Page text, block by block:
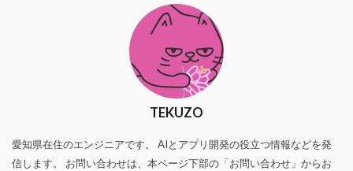
TEKUZO
愛知県在住のエンジニアです。 AIとアプリ開発の役立つ情報などを発
信します。 お問い合わせは、本ページ下部の「お問い合わせ」からお